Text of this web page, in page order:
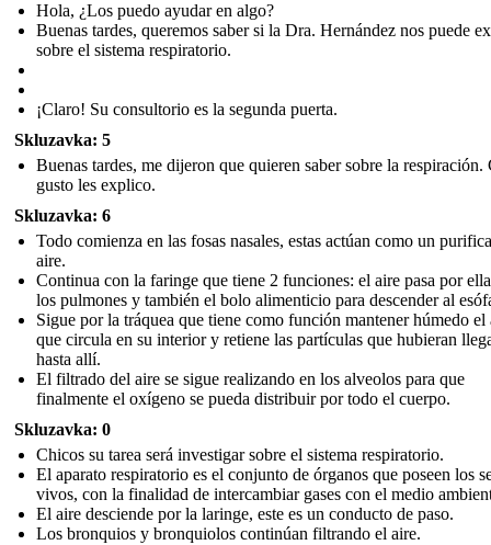
Hola, ¿Los puedo ayudar en algo?
Buenas tardes, queremos saber si la Dra. Hernández nos puede
sobre el sistema respiratorio.
¡Claro! Su consultorio es la segunda puerta.
Skluzavka: 5
Buenas tardes, me dijeron que quieren saber sobre la respiración.
gusto les explico.
Skluzavka: 6
Todo comienza en las fosas nasales , estas actúan como un
aire.
Continua con la faringe que tiene 2 funciones: el aire pasa por
los pulmones y también el bolo alimenticio para descender al
Sigue por la tráquea que tiene como función mantener húmedo el
que circula en su interior y retiene las partículas que hubieran
hasta allí.
El filtrado del aire se sigue realizando en los alveolos par a que
finalmente el oxígeno se pueda distribuir por todo el cuerpo.
Skluzavka: 0
Chicos su tarea será investigar sobre el sistema respiratorio .
El aparato respiratorio es el conjunto de órganos que poseen los
vivos, con la finalidad de intercambiar gases con el medio
El aire desciende por la laringe , este es un conducto de paso.
Los bronquios y bronquiolos continúan filtrando el aire.